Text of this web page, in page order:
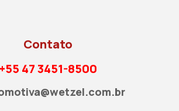
Contato
+55 47 3451-8500